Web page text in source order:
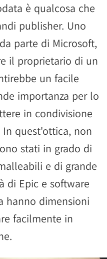
è qualcosa che
publisher. Uno
parte di Microsoft,
il proprietario di un
un facile
importanza per lo
in condivisione
quest'ottica, non
stati in grado di
e di grande
di Epic e software
hanno dimensioni
facilmente in